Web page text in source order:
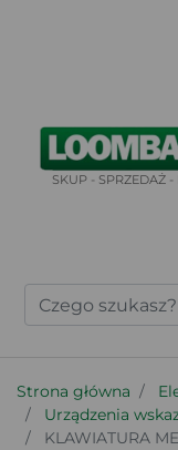
SKUP - SPRZEDAŻ -
Strona główna
Urządzenia
KLAWIATURA